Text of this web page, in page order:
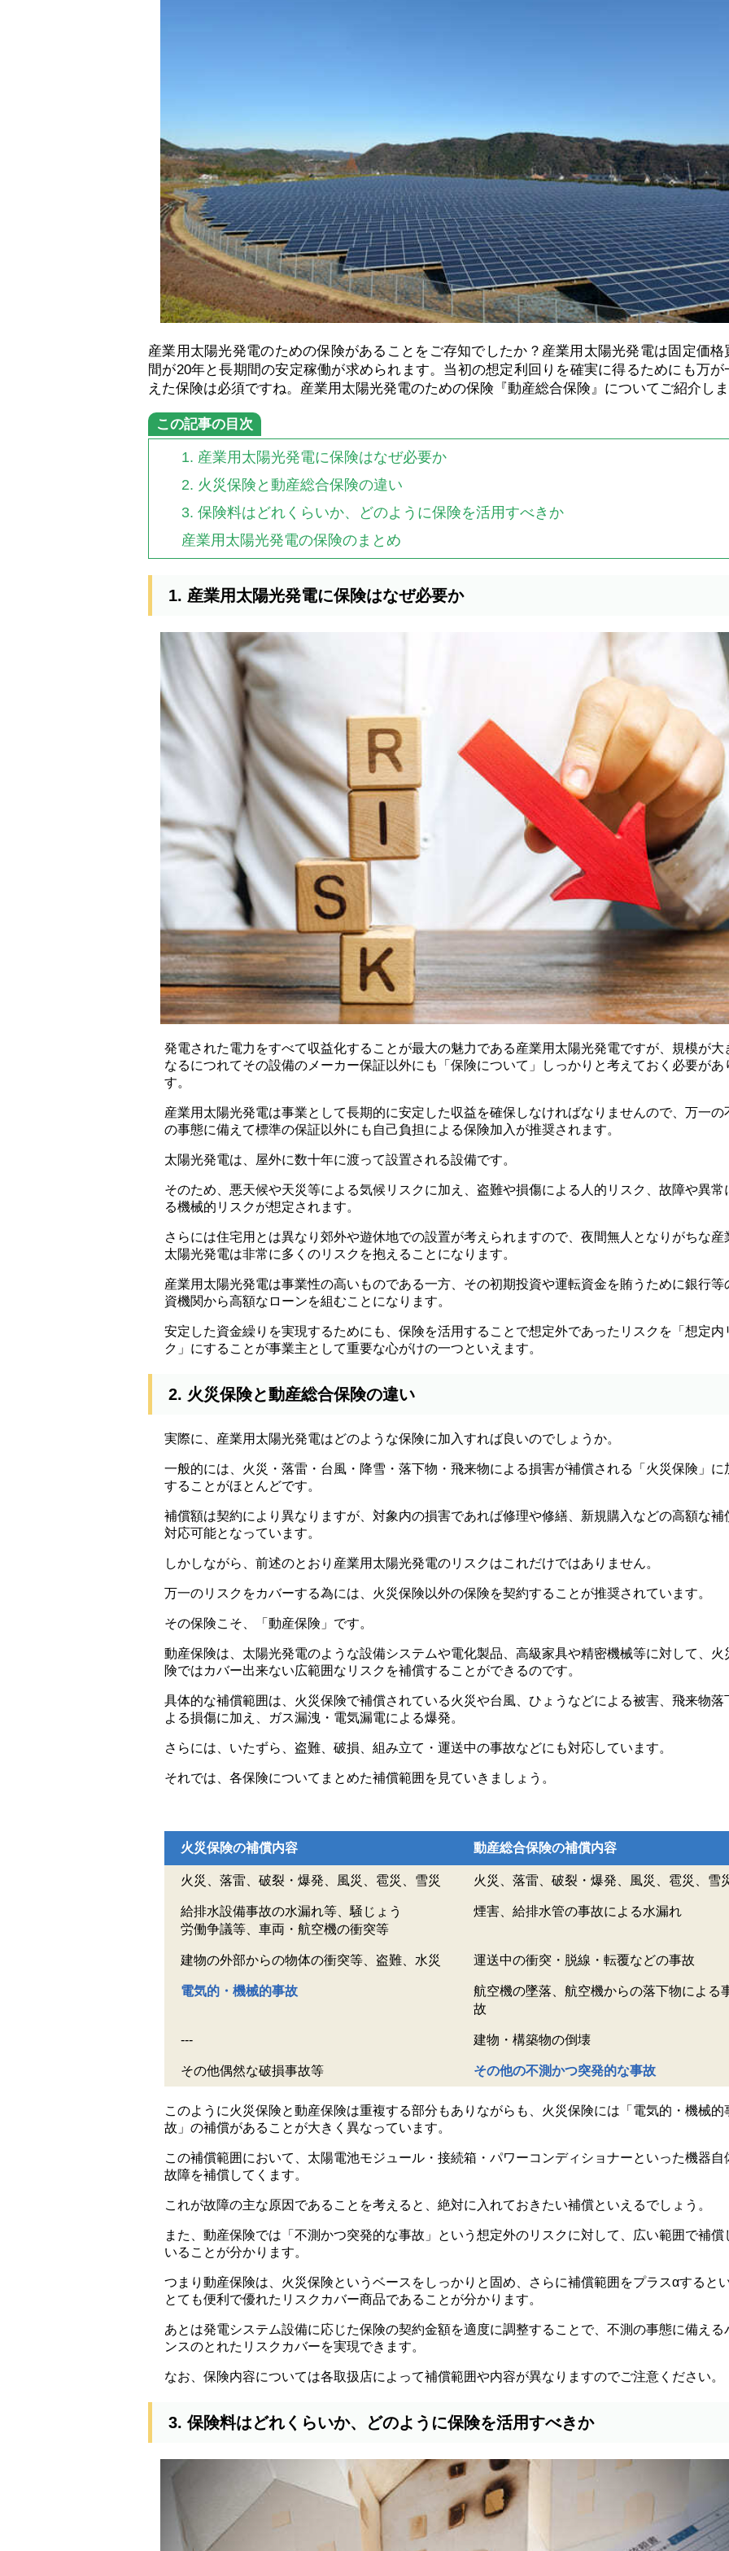
産業用太陽光発電のための保険があることをご存知でしたか？産業用太陽光発電は固定価格
間が20年と長期間の安定稼働が求められます。当初の想定利回りを確実に得るためにも万が
えた保険は必須ですね。産業用太陽光発電のための保険『動産総合保険』についてご紹介しま
この記事の目次
1. 産業用太陽光発電に保険はなぜ必要か
2. 火災保険と動産総合保険の違い
3. 保険料はどれくらいか、どのように保険を活用すべきか
産業用太陽光発電の保険のまとめ
1. 産業用太陽光発電に保険はなぜ必要か
発電された電力をすべて収益化することが最大の魅力である産業用太陽光発電ですが、規模が大
なるにつれてその設備のメーカー保証以外にも「保険について」しっかりと考えておく必要があ
す。
産業用太陽光発電は事業として長期的に安定した収益を確保しなければなりませんので、万一の
の事態に備えて標準の保証以外にも自己負担による保険加入が推奨されます。
太陽光発電は、屋外に数十年に渡って設置される設備です。
そのため、悪天候や天災等による気候リスクに加え、盗難や損傷による人的リスク、故障や異常
る機械的リスクが想定されます。
さらには住宅用とは異なり郊外や遊休地での設置が考えられますので、夜間無人となりがちな産
太陽光発電は非常に多くのリスクを抱えることになります。
産業用太陽光発電は事業性の高いものである一方、その初期投資や運転資金を賄うために銀行等
資機関から高額なローンを組むことになります。
安定した資金繰りを実現するためにも、保険を活用することで想定外であったリスクを「想定内
ク」にすることが事業主として重要な心がけの一つといえます。
2. 火災保険と動産総合保険の違い
実際に、産業用太陽光発電はどのような保険に加入すれば良いのでしょうか。
一般的には、火災・落雷・台風・降雪・落下物・飛来物による損害が補償される「火災保険」に
することがほとんどです。
補償額は契約により異なりますが、対象内の損害であれば修理や修繕、新規購入などの高額な補
対応可能となっています。
しかしながら、前述のとおり産業用太陽光発電のリスクはこれだけではありません。
万一のリスクをカバーする為には、火災保険以外の保険を契約することが推奨されています。
その保険こそ、「動産保険」です。
動産保険は、太陽光発電のような設備システムや電化製品、高級家具や精密機械等に対して、火
険ではカバー出来ない広範囲なリスクを補償することができるのです。
具体的な補償範囲は、火災保険で補償されている火災や台風、ひょうなどによる被害、飛来物落
よる損傷に加え、ガス漏洩・電気漏電による爆発。
さらには、いたずら、盗難、破損、組み立て・運送中の事故などにも対応しています。
それでは、各保険についてまとめた補償範囲を見ていきましょう。
火災保険の補償内容 動産総合保険の補償内容
火災、落雷、破裂・爆発、風災、雹災、雪災 火災、落雷、破裂・爆発、風災、雹災、雪
給排水設備事故の水漏れ等、騒じょう
労働争議等、車両・航空機の衝突等
煙害、給排水管の事故による水漏れ
建物の外部からの物体の衝突等、盗難、水災 運送中の衝突・脱線・転覆などの事故
電気的・機械的事故
航空機の墜落、航空機からの落下物による
故
--- 建物・構築物の倒壊
その他偶然な破損事故等 その他の不測かつ突発的な事故
このように火災保険と動産保険は重複する部分もありながらも、火災保険には「電気的・機械的
故」の補償があることが大きく異なっています。
この補償範囲において、太陽電池モジュール・接続箱・パワーコンディショナーといった機器自
故障を補償してくます。
これが故障の主な原因であることを考えると、絶対に入れておきたい補償といえるでしょう。
また、動産保険では「不測かつ突発的な事故」という想定外のリスクに対して、広い範囲で補償
いることが分かります。
つまり動産保険は、火災保険というベースをしっかりと固め、さらに補償範囲をプラスαすると
とても便利で優れたリスクカバー商品であることが分かります。
あとは発電システム設備に応じた保険の契約金額を適度に調整することで、不測の事態に備える
ンスのとれたリスクカバーを実現できます。
なお、保険内容については各取扱店によって補償範囲や内容が異なりますのでご注意ください。
3. 保険料はどれくらいか、どのように保険を活用すべきか